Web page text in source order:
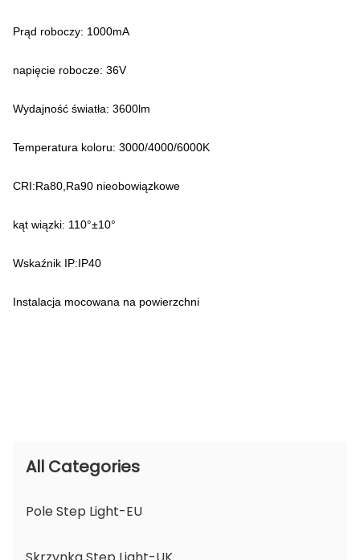
Prąd roboczy: 1000mA
napięcie robocze: 36V
Wydajność światła: 3600lm
Temperatura koloru: 3000/4000/6000K
CRI:Ra80,Ra90 nieobowiązkowe
kąt wiązki: 110°±10°
Wskaźnik IP:IP40
Instalacja mocowana na powierzchni
All Categories
Pole Step Light-EU